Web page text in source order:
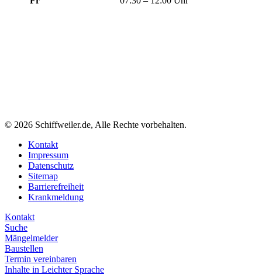
© 2026 Schiffweiler.de, Alle Rechte vorbehalten.
Kontakt
Impressum
Datenschutz
Sitemap
Barrierefreiheit
Krankmeldung
Kontakt
Suche
Mängelmelder
Baustellen
Termin vereinbaren
Inhalte in Leichter Sprache